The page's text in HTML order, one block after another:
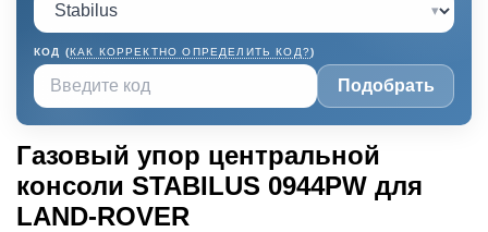
▾
КОД (КАК КОРРЕКТНО ОПРЕДЕЛИТЬ КОД?)
Подобрать
Газовый упор центральной
консоли STABILUS 0944PW для
LAND-ROVER